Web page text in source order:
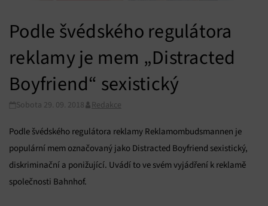
Podle švédského regulátora
reklamy je mem „Distracted
Boyfriend“ sexistický
Sobota 29. 09. 2018 Redakce
Podle švédského regulátora reklamy Reklamombudsmannen je
populární mem označovaný jako Distracted Boyfriend sexistický,
diskriminační a ponižující. Uvádí to ve svém vyjádření k reklamě
společnosti Bahnhof.